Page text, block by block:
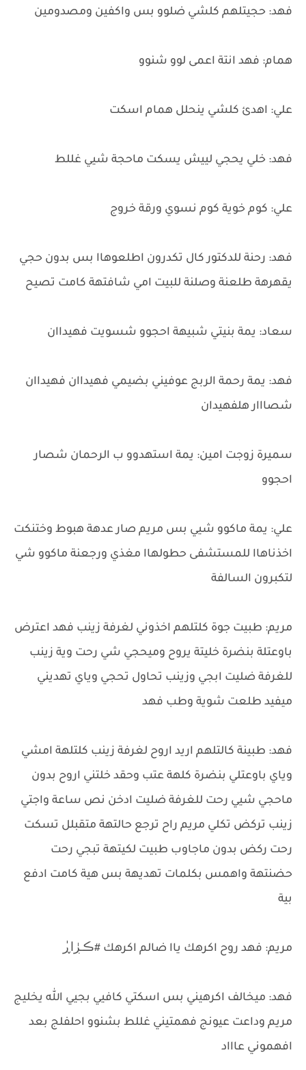
فهد: حجيتلهم كلشي ضلوو بس واكفين ومصدومين
همام: فهد انتة اعمى لوو شنوو
علي: اهدئ كلشي ينحلل همام اسكت
فهد: خلي يحجي لييش يسكت ماحجة شيي غللط
علي: كوم خوية كوم نسوي ورقة خروج
فهد: رحنة للدكتور كال تكدرون اطلعوهاا بس بدون حجي
يقهرهة طلعنة وصلنة للبيت امي شافتهة كامت تصيح
سعاد: يمة بنيتي شبيهة احجوو شسويت فهيداان
فهد: يمة رحمة الربج عوفيني بضيمي فهيداان فهيداان
شصااار هلفهيدان
سميرة زوجت امين: يمة استهدوو ب الرحمان شصار
احجوو
علي: يمة ماكوو شيي بس مريم صار عدهة هبوط وختنكت
اخذناهاا للمستشفى حطولهاا مغذي ورجعنة ماكوو شي
لتكبرون السالفة
مريم: طبيت جوة كلتلهم اخذوني لغرفة زينب فهد اعترض
باوعتلة بنضرة خليتة يروح وميحجي شي رحت وية زينب
للغرفة ضليت ابجي وزينب تحاول تحجي وياي تهديني
ميفيد طلعت شوية وطب فهد
فهد: طبينة كالتلهم اريد اروح لغرفة زينب كلتلهة امشي
وياي باوعتلي بنضرة كلهة عتب وحقد خلتني اروح بدون
ماحجي شيي رحت للغرفة ضليت ادخن نص ساعة واجتي
زينب تركض تكلي مريم راح ترجع حالتهة متقبلل تسكت
رحت ركض بدون ماجاوب طبيت لكيتهة تبجي رحت
حضنتهة واهمس بكلمات تهديهة بس هية كامت ادفع
بية
مريم: فهد روح اكرهك ياا ضالم اكرهك #ڪــڔٰا̍ڕ
فهد: ميخالف اكرهيني بس اسكتي كافيي بجيي الله يخليج
مريم وداعت عيونج فهمتيني غللط بشنوو احلفلج بعد
افهموني عاااد